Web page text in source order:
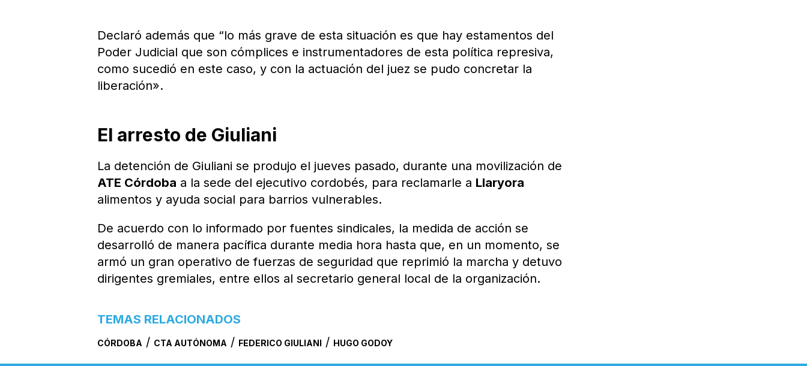
Declaró además que “lo más grave de esta situación es que hay estamentos del
Poder Judicial que son cómplices e instrumentadores de esta política represiva,
como sucedió en este caso, y con la actuación del juez se pudo concretar la
liberación».
El arresto de Giuliani
La detención de Giuliani se produjo el jueves pasado, durante una movilización de
ATE Córdoba a la sede del ejecutivo cordobés, para reclamarle a Llaryora
alimentos y ayuda social para barrios vulnerables.
De acuerdo con lo informado por fuentes sindicales, la medida de acción se
desarrolló de manera pacífica durante media hora hasta que, en un momento, se
armó un gran operativo de fuerzas de seguridad que reprimió la marcha y detuvo
dirigentes gremiales, entre ellos al secretario general local de la organización.
TEMAS RELACIONADOS
CÓRDOBA / CTA AUTÓNOMA / FEDERICO GIULIANI / HUGO GODOY